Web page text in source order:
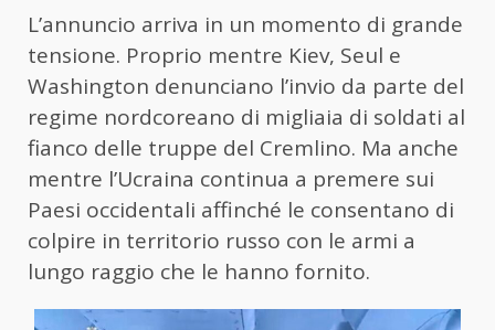
L’annuncio arriva in un momento di grande
tensione. Proprio mentre Kiev, Seul e
Washington denunciano l’invio da parte del
regime nordcoreano di migliaia di soldati al
fianco delle truppe del Cremlino. Ma anche
mentre l’Ucraina continua a premere sui
Paesi occidentali affinché le consentano di
colpire in territorio russo con le armi a
lungo raggio che le hanno fornito.